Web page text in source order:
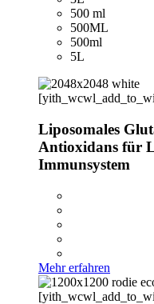
500 ml
500ML
500ml
5L
Liposomales
Antioxidans für
Immunsystem
Mehr erfahren